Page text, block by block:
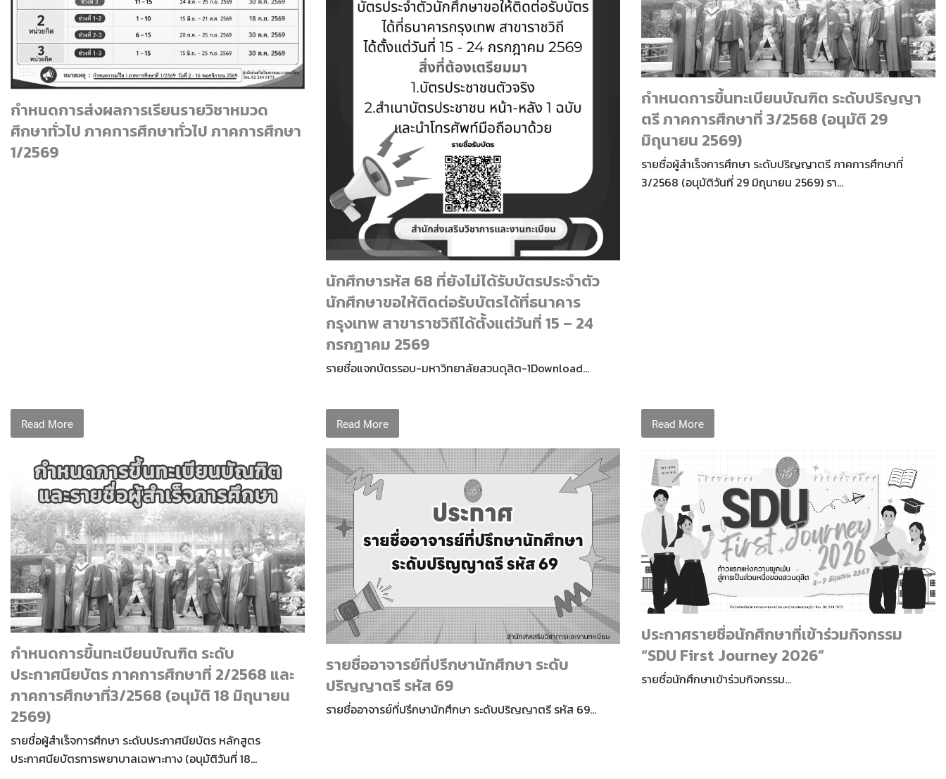
Search
for:
กำหนดการส่งผลการเรียนรายวิชาหมวด
ศึกษาทั่วไป ภาคการศึกษาทั่วไป ภาคการศึกษา
1/2569
Read More
นักศึกษารหัส 68 ที่ยังไม่ได้รับบัตรประจำตัว
นักศึกษาขอให้ติดต่อรับบัตรได้ที่ธนาคาร
กรุงเทพ สาขาราชวิถีได้ตั้งแต่วันที่ 15 – 24
กรกฎาคม 2569
รายชื่อแจกบัตรรอบ-มหาวิทยาลัยสวนดุสิต-1Download…
Read More
กำหนดการขึ้นทะเบียนบัณฑิต ระดับปริญญา
ตรี ภาคการศึกษาที่ 3/2568 (อนุมัติ 29
มิถุนายน 2569)
รายชื่อผู้สำเร็จการศึกษา ระดับปริญญาตรี ภาคการศึกษาที่
3/2568 (อนุมัติวันที่ 29 มิถุนายน 2569) รา…
Read More
กำหนดการขึ้นทะเบียนบัณฑิต ระดับ
ประกาศนียบัตร ภาคการศึกษาที่ 2/2568 และ
ภาคการศึกษาที่3/2568 (อนุมัติ 18 มิถุนายน
2569)
รายชื่อผู้สำเร็จการศึกษา ระดับประกาศนียบัตร หลักสูตร
ประกาศนียบัตรการพยาบาลเฉพาะทาง (อนุมัติวันที่ 18…
รายชื่ออาจารย์ที่ปรึกษานักศึกษา ระดับ
ปริญญาตรี รหัส 69
รายชื่ออาจารย์ที่ปรึกษานักศึกษา ระดับปริญญาตรี รหัส 69…
ประกาศรายชื่อนักศึกษาที่เข้าร่วมกิจกรรม
“SDU First Journey 2026”
รายชื่อนักศึกษาเข้าร่วมกิจกรรม…